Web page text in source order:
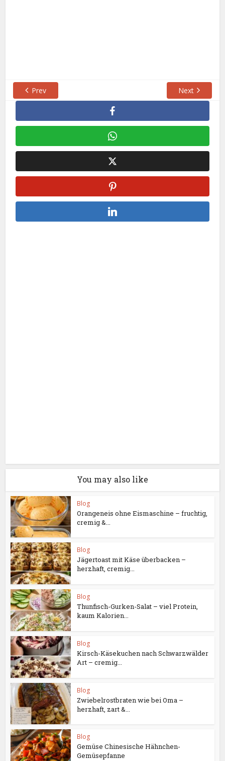
Prev Next
You may also like
Blog
Orangeneis ohne Eismaschine – fruchtig,
cremig &...
Blog
Jägertoast mit Käse überbacken –
herzhaft, cremig...
Blog
Thunfisch-Gurken-Salat – viel Protein,
kaum Kalorien...
Blog
Kirsch-Käsekuchen nach Schwarzwälder
Art – cremig...
Blog
Zwiebelrostbraten wie bei Oma –
herzhaft, zart &...
Blog
Gemüse Chinesische Hähnchen-
Gemüsepfanne